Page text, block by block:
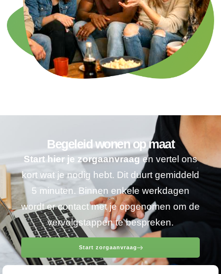
Begeleid wonen op maat
Start hier je zorgaanvraagen vertel ons
kort wat je nodig hebt. Dit duurt gemiddeld
5 minuten. Binnen enkele werkdagen
wordt er contact met je opgenomen om de
vervolgstappen te bespreken.
Start zorgaanvraag